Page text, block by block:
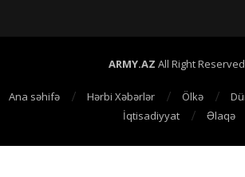
ARMY.AZ All Right
Ana səhifə Hərbi Xəbərlər Ölkə
İqtisadiyyat
Əlaqə